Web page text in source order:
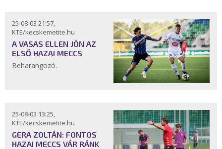
25-08-03 21:57,
KTE/kecskemetite.hu
A VASAS ELLEN JÖN AZ
ELSŐ HAZAI MECCS
Beharangozó.
25-08-03 13:25,
KTE/kecskemetite.hu
GERA ZOLTÁN: FONTOS
HAZAI MECCS VÁR RÁNK